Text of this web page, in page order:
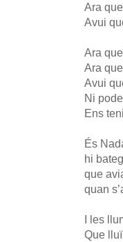
Ara
Avui
Ara
Ara
Avui
Ni
Ens
És
hi
que
quan
I les
Que